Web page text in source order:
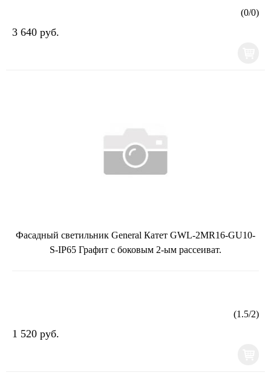
(0/0)
3 640 руб.
Фасадный светильник General Катет GWL-2MR16-GU10-
S-IP65 Графит с боковым 2-ым рассеиват.
(1.5/2)
1 520 руб.